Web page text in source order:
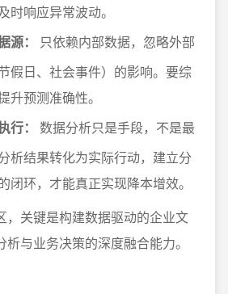
时响应异常波动。
源：
只依赖内部数据，忽略外部
假日、社会事件）的影响。要综
升预测准确性。
行：
数据分析只是手段，不是最
析结果转化为实际行动，建立分
环，才能真正实现降本增效。
，关键是构建数据驱动的企业文
与业务决策的深度融合能力。